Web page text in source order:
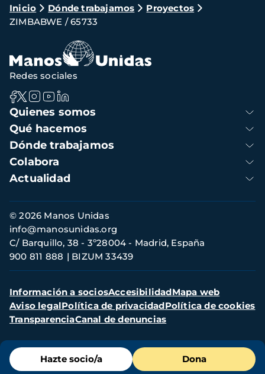
Ruta
de
navegación
Inicio Dónde trabajamos
Proyectos
ZIMBABWE / 65733
Menú
de
Hazte socio/a Dona
Navegación
principal
Quienes somos
Qué hacemos
Dónde trabajamos
Colabora
Actualidad
Redes sociales
Información
de
contacto
© 2026 Manos Unidas
C/ Barquillo, 38 - 3º28004 - Madrid, España
900 811 888
BIZUM 33439
info@manosunidas.org
Menú
secundario
Información a sociosAccesibilidadMapa web
Aviso legalPolítica de privacidadPolítica de cookies
TransparenciaCanal de denuncias